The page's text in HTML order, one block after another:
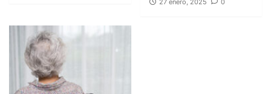
27 enero, 2025
0